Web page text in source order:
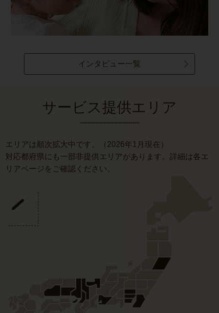
インタビュー一覧
サービス提供エリア
エリアは順次拡大中です。（2026年1月現在）
対応都府県にも一部非提供エリアがあります。詳細は各エ
リアページをご確認ください。